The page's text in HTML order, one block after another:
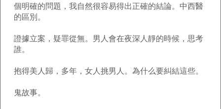
個明確的問題，我自然很容易得出正確的結論。中西醫
的區別。
證據立案，疑罪從無。男人會在夜深人靜的時候，思考
誰。
抱得美人歸，多年，女人挑男人。為什么要糾結這些。
鬼故事。